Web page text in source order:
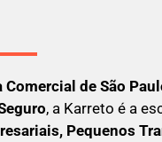
Comercial de São
, a Karreto é a
Pequenos